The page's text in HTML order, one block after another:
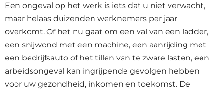
Een ongeval op het werk is iets dat u niet verwacht,
maar helaas duizenden werknemers per jaar
overkomt. Of het nu gaat om een val van een ladder,
een snijwond met een machine, een aanrijding met
een bedrijfsauto of het tillen van te zware lasten, een
arbeidsongeval kan ingrijpende gevolgen hebben
voor uw gezondheid, inkomen en toekomst. De